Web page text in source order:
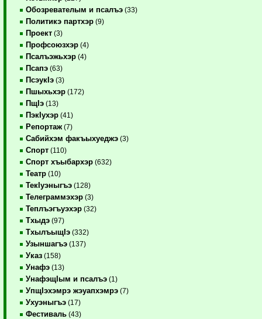
Обозревателым и псалъэ (33)
Политикэ партхэр (9)
Проект (3)
Профсоюзхэр (4)
Псалъэжьхэр (4)
Псапэ (63)
ПсэукIэ (3)
Пшыхьхэр (172)
ПщIэ (13)
ПэкIухэр (41)
Репортаж (7)
Сабийхэм факъыхуеджэ (3)
Спорт (110)
Спорт хъыбархэр (632)
Театр (10)
ТекIуэныгъэ (128)
Телеграммэхэр (3)
Теплъэгъуэхэр (32)
Тхыдэ (97)
ТхылъыщIэ (332)
Узыншагъэ (137)
Указ (158)
Унафэ (13)
УнафэщIым и псалъэ (1)
УпщIэхэмрэ жэуапхэмрэ (7)
Ухуэныгъэ (17)
Фестиваль (43)